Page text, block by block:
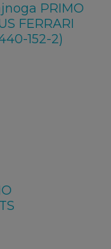
PRIMO
FERRARI
152-2)